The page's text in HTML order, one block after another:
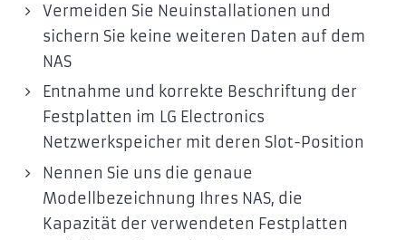
Vermeiden Sie Neuinstallationen und
sichern Sie keine weiteren Daten auf dem
NAS
Entnahme und korrekte Beschriftung der
Festplatten im LG Electronics
Netzwerkspeicher mit deren Slot-Position
Nennen Sie uns die genaue
Modellbezeichnung Ihres NAS, die
Kapazität der verwendeten Festplatten